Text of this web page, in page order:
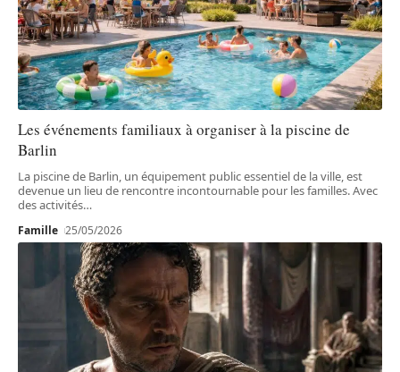
Les événements familiaux à organiser à la piscine de
Barlin
La piscine de Barlin, un équipement public essentiel de la ville, est
devenue un lieu de rencontre incontournable pour les familles. Avec
des activités…
Famille 25/05/2026